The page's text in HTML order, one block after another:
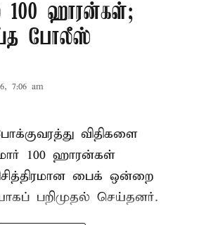
100 ஹாரன்கள்;
போலீஸ்
7:06 am
விதிகளை
100 ஹாரன்கள்
பைக் ஒன்றை
பறிமுதல் செய்தனர்.